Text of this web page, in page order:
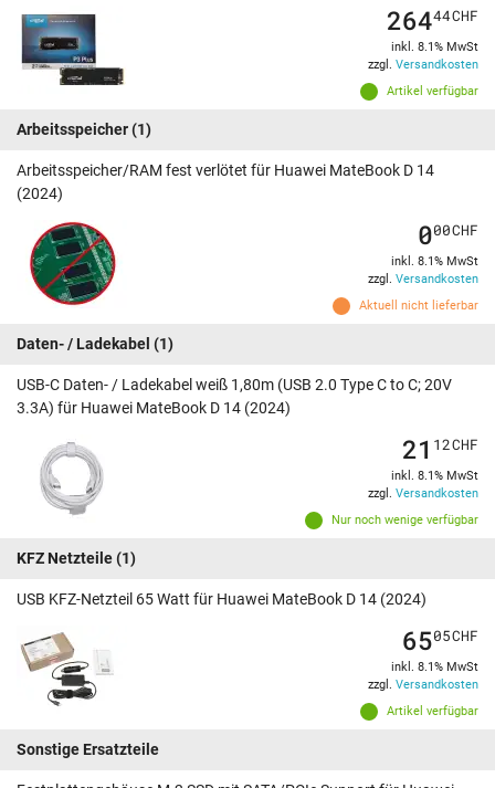
Artikel verfügbar
26444CHF
inkl. 8.1% MwSt
zzgl. Versandkosten
Arbeitsspeicher(1)
Arbeitsspeicher/RAM fest verlötet für Huawei MateBook D 14
(2024)
Aktuell nicht lieferbar
000CHF
inkl. 8.1% MwSt
zzgl. Versandkosten
Daten- / Ladekabel (1)
USB-C Daten- / Ladekabel weiß 1,80m (USB 2.0 Type C to C; 20V
3.3A) für Huawei MateBook D 14 (2024)
Nur noch wenige verfügbar
21 12CHF
inkl. 8.1% MwSt
zzgl. Versandkosten
KFZ Netzteile(1)
USB KFZ-Netzteil 65 Watt für Huawei MateBook D 14 (2024)
Artikel verfügbar
6505CHF
inkl. 8.1% MwSt
zzgl. Versandkosten
Sonstige Ersatzteile